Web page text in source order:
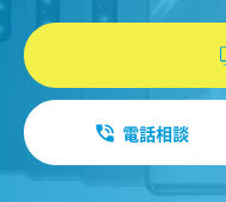
電話相談